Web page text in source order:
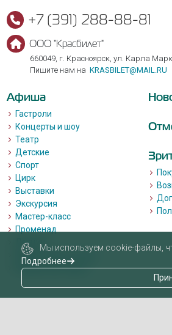
+7 (391) 288-88-81
ООО "Красбилет"
660049, г. Красноярск, ул. Карла
Пишите нам на KRASBILET@MAIL.RU
Афиша
Гастроли
Концерты и шоу
Театр
Детские
Спорт
Цирк
Выставки
Экскурсия
Мастер-класс
Променад
Лекции
Квизы, квесты, игры.
Пушкинская карта
Мы используем cookie-файлы,
Подробнее